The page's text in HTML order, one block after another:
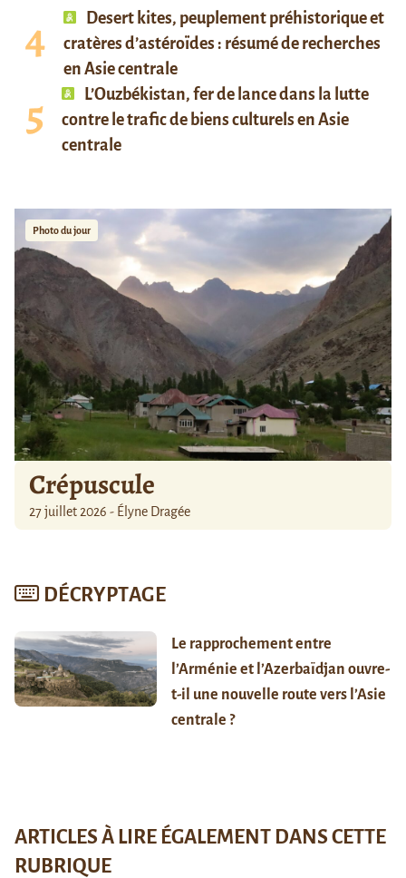
Desert kites, peuplement préhistorique et
cratères d’astéroïdes : résumé de recherches
en Asie centrale
L’Ouzbékistan, fer de lance dans la lutte
contre le trafic de biens culturels en Asie
centrale
Photo du jour
Crépuscule
27 juillet 2026 - Élyne Dragée
DÉCRYPTAGE
Le rapprochement entre
l’Arménie et l’Azerbaïdjan ouvre-
t-il une nouvelle route vers l’Asie
centrale ?
ARTICLES À LIRE ÉGALEMENT DANS CETTE
RUBRIQUE